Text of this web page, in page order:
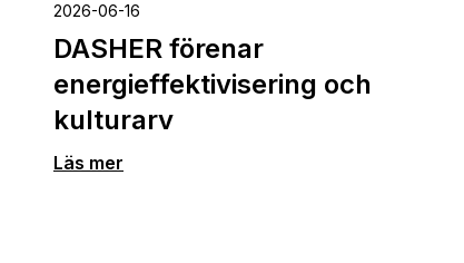
2026-06-16
DASHER förenar
energieffektivisering och
kulturarv
Läs mer